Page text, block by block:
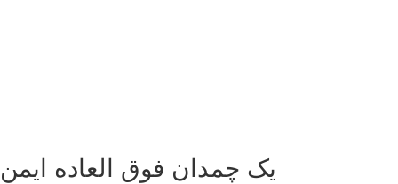
یک چمدان فوق العاده ایمن